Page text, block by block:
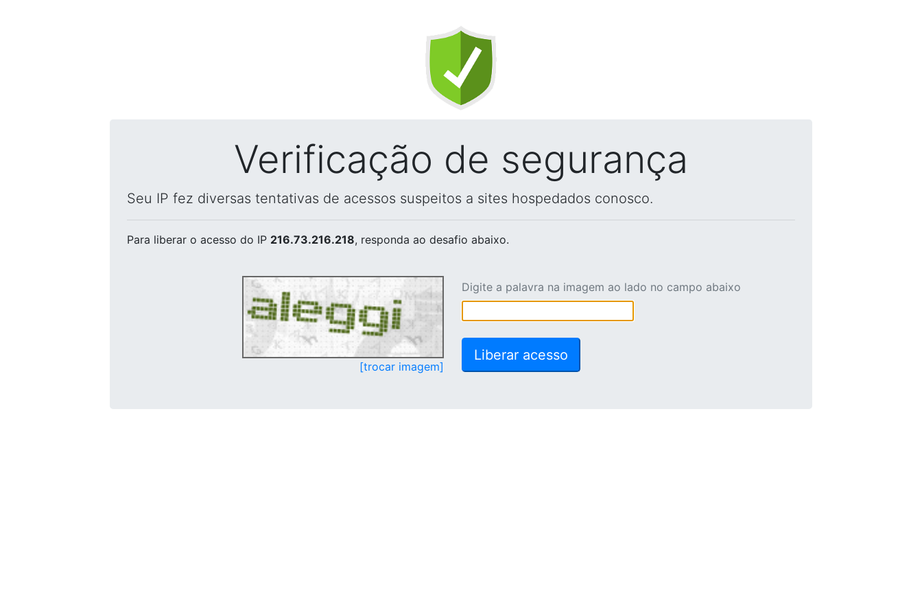
Verificação de segurança
Seu IP fez diversas tentativas de acessos suspeitos a sites hospedados conosco.
Para liberar o acesso do IP 216.73.216.218, responda ao desafio abaixo.
[trocar imagem]
Digite a palavra na imagem ao lado no campo abaixo